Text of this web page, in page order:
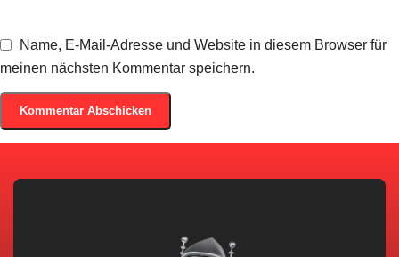
Name, E-Mail-Adresse und Website in diesem Browser für
meinen nächsten Kommentar speichern.